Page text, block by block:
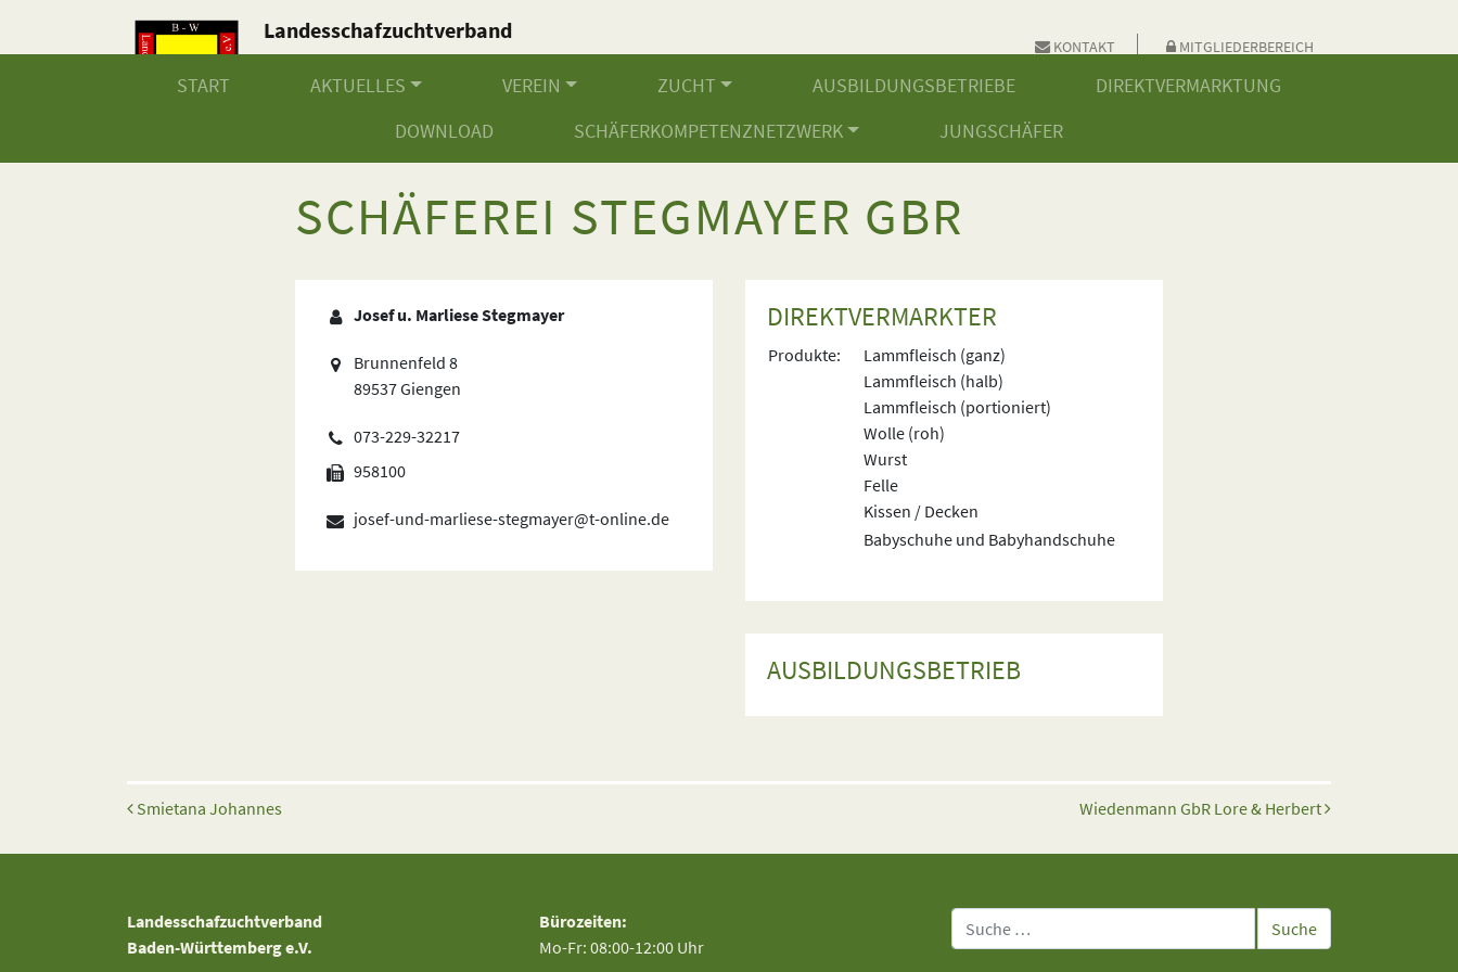
Landesschafzuchtverband
Baden-Württemberg e.V.
KONTAKT MITGLIEDERBEREICH
START AKTUELLES VEREIN ZUCHT AUSBILDUNGSBETRIEBE
DIREKTVERMARKTUNG
DOWNLOAD
SCHÄFERKOMPETENZNETZWERK JUNGSCHÄFER
SCHÄFEREI STEGMAYER GBR
Josef u. Marliese Stegmayer
Brunnenfeld 8
89537 Giengen
073-229-32217
958100
josef-und-marliese-stegmayer@t-online.de
DIREKTVERMARKTER
Produkte:
Lammfleisch (ganz)
Lammfleisch (halb)
Lammfleisch (portioniert)
Wolle (roh)
Wurst
Felle
Kissen / Decken
Babyschuhe und Babyhandschuhe
AUSBILDUNGSBETRIEB
Beitrags-Navigation
Smietana Johannes Wiedenmann GbR Lore & Herbert
Landesschafzuchtverband
Baden-Württemberg e.V.
Bürozeiten:
Mo-Fr: 08:00-12:00 Uhr
Suche